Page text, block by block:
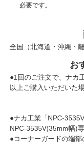
必要です。
全国（北海道・沖縄・
お
●1回のご注文で、ナカ
以上ご購入いただいた
●ナカ工業「NPC-
NPC-3535V(35mm幅)
●コーナーガードの端